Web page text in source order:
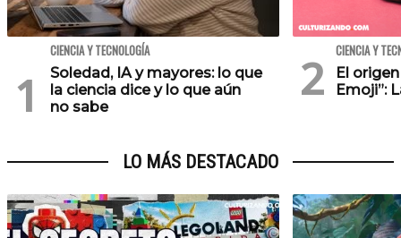
CIENCIA Y TECNOLOGÍA
Soledad, IA y mayores: lo que
la ciencia dice y lo que aún
no sabe
CIENCIA Y
El
Emoji”:
LO MÁS DESTACADO